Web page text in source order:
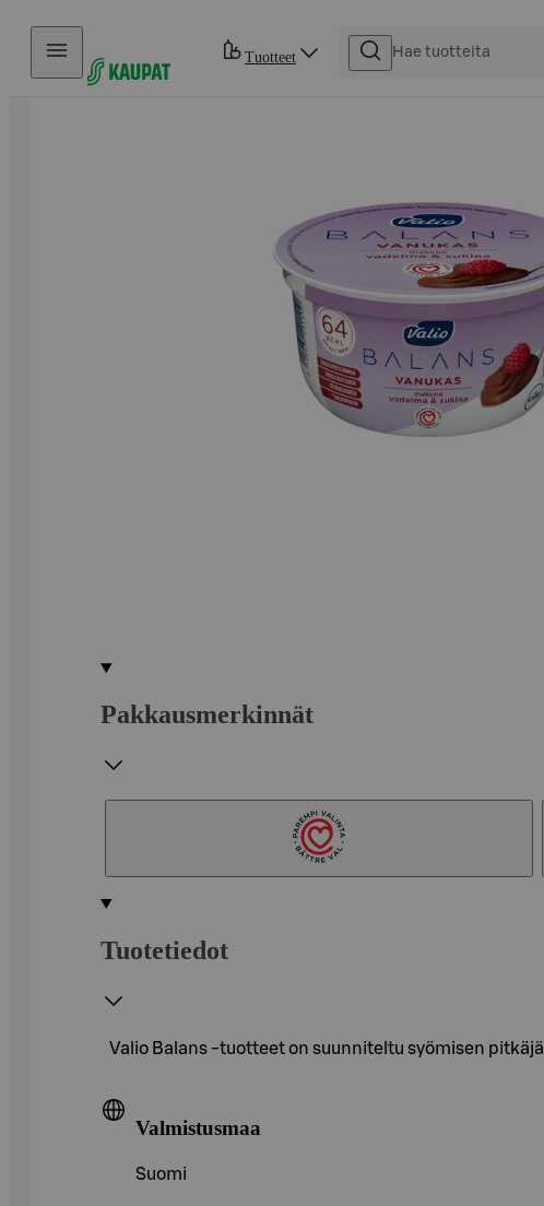
Hyppää sisältöön
Tuotteet
Pakkausmerkinnät
Tuotetiedot
Valio Balans -tuotteet on suunniteltu syömisen
Valmistusmaa
Suomi